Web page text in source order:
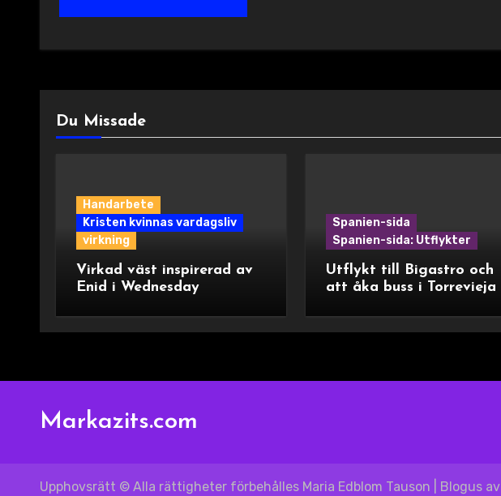
Du Missade
Handarbete
Kristen kvinnas vardagsliv
virkning
Virkad väst inspirerad av
Enid i Wednesday
Spanien-sida
Spanien-sida: Utflykter
Utflykt till Bigastro och
att åka buss i Torrevieja
Markazits.com
Upphovsrätt © Alla rättigheter förbehålles Maria Edblom Tauson Blogus av